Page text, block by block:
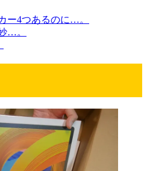
ー4つあるのに…。
…。